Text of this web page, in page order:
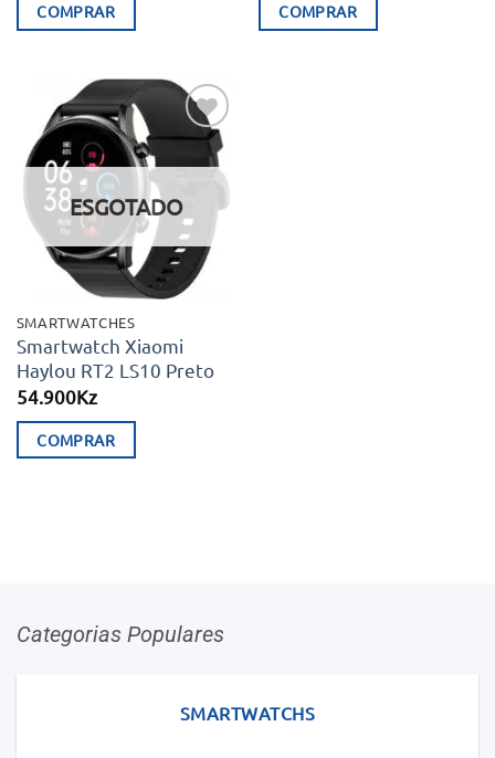
COMPRAR
era:
COMPRAR
Adicionar
aos meus
ESGOTADO
SMARTWATCHES
Smartwatch Xiaomi
Haylou RT2 LS10 Preto
54.900Kz
COMPRAR
Categorias Populares
SMARTWATCHS